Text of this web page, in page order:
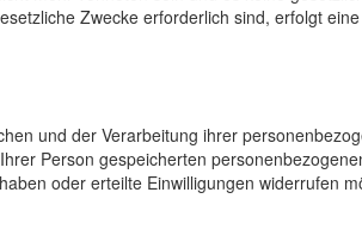
Zwecke erforderlich sind, erfolgt
und der Verarbeitung ihrer
Person gespeicherten
oder erteilte Einwilligungen widerrufen